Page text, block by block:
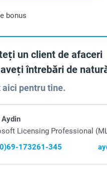
bonus
un client de afaceri
întrebări de
aici pentru tine.
Aydin
Licensing Professional
173261-345